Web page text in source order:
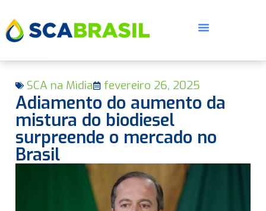
SCA na Mìdia fevereiro 26, 2025
Adiamento do aumento da
mistura do biodiesel
surpreende o mercado no
Brasil